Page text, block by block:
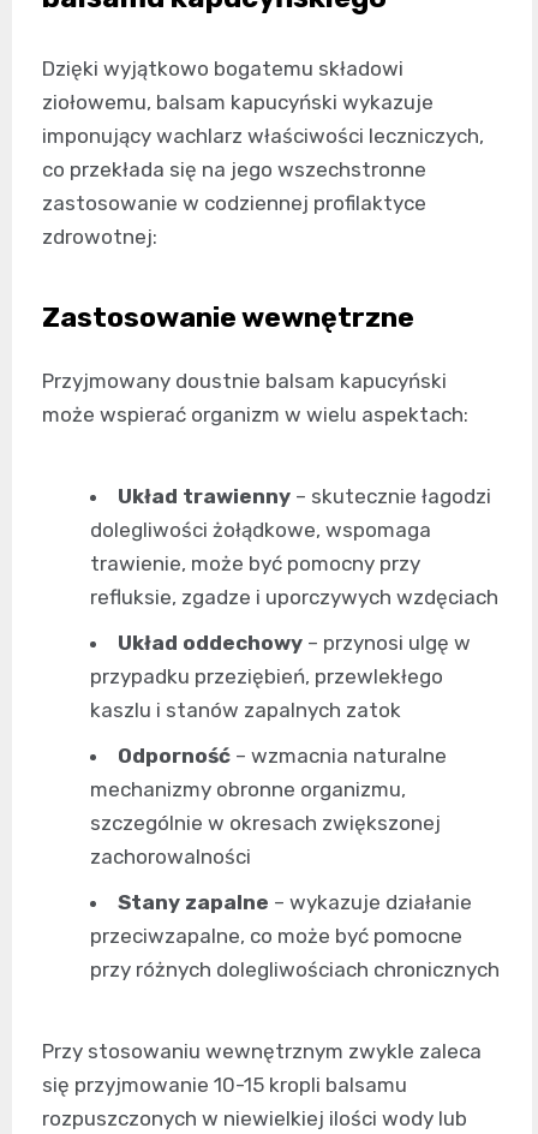
Dzięki wyjątkowo bogatemu składowi
ziołowemu, balsam kapucyński wykazuje
imponujący wachlarz właściwości leczniczych,
co przekłada się na jego wszechstronne
zastosowanie w codziennej profilaktyce
zdrowotnej:
Zastosowanie wewnętrzne
Przyjmowany doustnie balsam kapucyński
może wspierać organizm w wielu aspektach:
Układ trawienny – skutecznie łagodzi
dolegliwości żołądkowe, wspomaga
trawienie, może być pomocny przy
refluksie, zgadze i uporczywych wzdęciach
Układ oddechowy – przynosi ulgę w
przypadku przeziębień, przewlekłego
kaszlu i stanów zapalnych zatok
Odporność – wzmacnia naturalne
mechanizmy obronne organizmu,
szczególnie w okresach zwiększonej
zachorowalności
Stany zapalne – wykazuje działanie
przeciwzapalne, co może być pomocne
przy różnych dolegliwościach chronicznych
Przy stosowaniu wewnętrznym zwykle zaleca
się przyjmowanie 10-15 kropli balsamu
rozpuszczonych w niewielkiej ilości wody lub